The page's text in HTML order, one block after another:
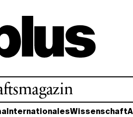
InternationalesWissenschaft